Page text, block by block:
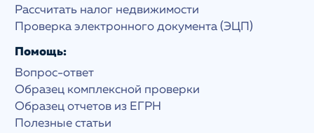
Рассчитать налог недвижимости
Проверка электронного документа (ЭЦП)
Помощь:
Вопрос-ответ
Образец комплексной проверки
Образец отчетов из ЕГРН
Полезные статьи